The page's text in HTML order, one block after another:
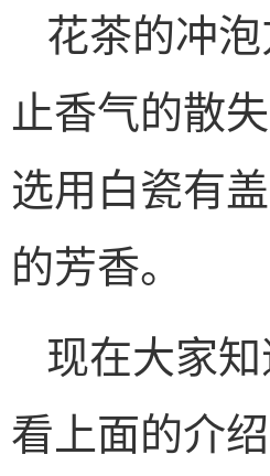
花茶的冲
止香气的散
选用白瓷有
的芳香。
现在大家
看上面的介